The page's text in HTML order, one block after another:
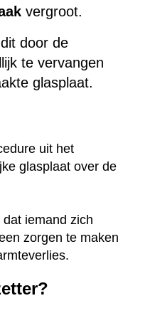
vergroot.
dit door de
te vervangen
glasplaat.
uit het
glasplaat over de
iemand zich
zorgen te maken